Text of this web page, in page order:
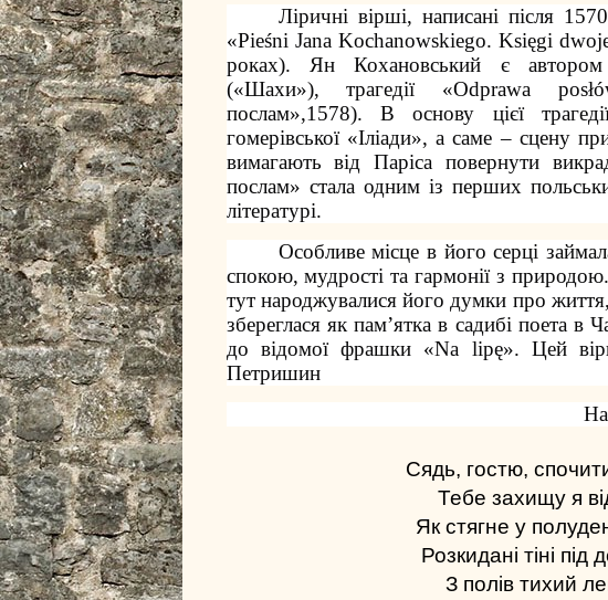
Ліричні вірші, написані після
«Pieśni Jana Kochanowskiego. Księgi
роках). Ян Кохановський є автором
(«Шахи»), трагедії «Odprawa
послам»,1578). В основу цієї
гомерівської «Іліади», а саме – сцену
вимагають від Паріса повернути
послам» стала одним із перших
літературі.
Особливе місце в його серці
спокою, мудрості та гармонії з
тут народжувалися його думки про
збереглася як пам’ятка в садибі поета в
до відомої фрашки «Na lipę». Цей
Петришин
Сядь, гостю,
Тебе захищу я
Як стягне у
Розкидані тіні
З полів тихий